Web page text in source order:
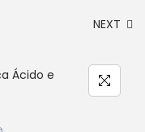
NEXT